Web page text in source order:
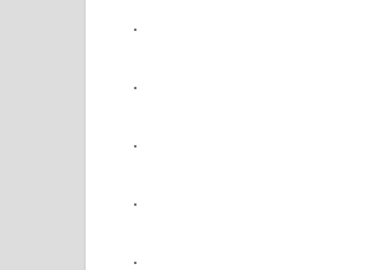
.
.
.
.
.